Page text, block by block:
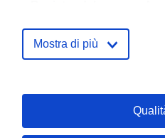
uriRef:
Mostra di più